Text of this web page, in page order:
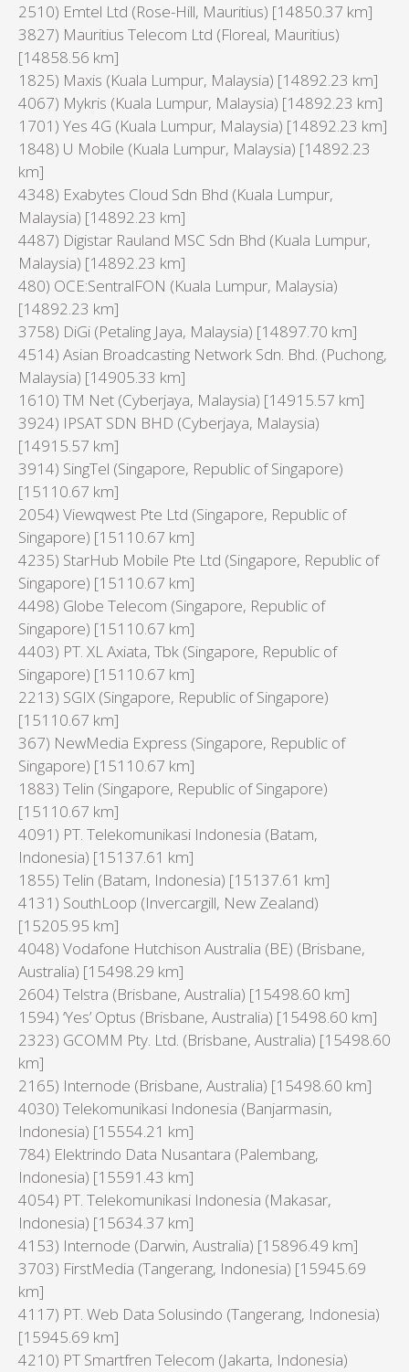
2510) Emtel Ltd (Rose-Hill, Mauritius) [14850.37 km]
3827) Mauritius Telecom Ltd (Floreal, Mauritius)
[14858.56 km]
1825) Maxis (Kuala Lumpur, Malaysia) [14892.23 km]
4067) Mykris (Kuala Lumpur, Malaysia) [14892.23 km]
1701) Yes 4G (Kuala Lumpur, Malaysia) [14892.23 km]
1848) U Mobile (Kuala Lumpur, Malaysia) [14892.23
km]
4348) Exabytes Cloud Sdn Bhd (Kuala Lumpur,
Malaysia) [14892.23 km]
4487) Digistar Rauland MSC Sdn Bhd (Kuala Lumpur,
Malaysia) [14892.23 km]
480) OCE:SentralFON (Kuala Lumpur, Malaysia)
[14892.23 km]
3758) DiGi (Petaling Jaya, Malaysia) [14897.70 km]
4514) Asian Broadcasting Network Sdn. Bhd. (Puchong,
Malaysia) [14905.33 km]
1610) TM Net (Cyberjaya, Malaysia) [14915.57 km]
3924) IPSAT SDN BHD (Cyberjaya, Malaysia)
[14915.57 km]
3914) SingTel (Singapore, Republic of Singapore)
[15110.67 km]
2054) Viewqwest Pte Ltd (Singapore, Republic of
Singapore) [15110.67 km]
4235) StarHub Mobile Pte Ltd (Singapore, Republic of
Singapore) [15110.67 km]
4498) Globe Telecom (Singapore, Republic of
Singapore) [15110.67 km]
4403) PT. XL Axiata, Tbk (Singapore, Republic of
Singapore) [15110.67 km]
2213) SGIX (Singapore, Republic of Singapore)
[15110.67 km]
367) NewMedia Express (Singapore, Republic of
Singapore) [15110.67 km]
1883) Telin (Singapore, Republic of Singapore)
[15110.67 km]
4091) PT. Telekomunikasi Indonesia (Batam,
Indonesia) [15137.61 km]
1855) Telin (Batam, Indonesia) [15137.61 km]
4131) SouthLoop (Invercargill, New Zealand)
[15205.95 km]
4048) Vodafone Hutchison Australia (BE) (Brisbane,
Australia) [15498.29 km]
2604) Telstra (Brisbane, Australia) [15498.60 km]
1594) ‘Yes’ Optus (Brisbane, Australia) [15498.60 km]
2323) GCOMM Pty. Ltd. (Brisbane, Australia) [15498.60
km]
2165) Internode (Brisbane, Australia) [15498.60 km]
4030) Telekomunikasi Indonesia (Banjarmasin,
Indonesia) [15554.21 km]
784) Elektrindo Data Nusantara (Palembang,
Indonesia) [15591.43 km]
4054) PT. Telekomunikasi Indonesia (Makasar,
Indonesia) [15634.37 km]
4153) Internode (Darwin, Australia) [15896.49 km]
3703) FirstMedia (Tangerang, Indonesia) [15945.69
km]
4117) PT. Web Data Solusindo (Tangerang, Indonesia)
[15945.69 km]
4210) PT Smartfren Telecom (Jakarta, Indonesia)